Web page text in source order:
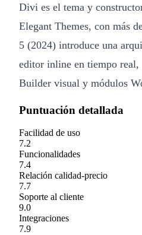
Divi es el tema y
Elegant Themes, con más
5 (2024) introduce una
editor inline en tiempo
Builder visual y módulos
Puntuación detallada
Facilidad de uso
7.2
Funcionalidades
7.4
Relación calidad-precio
7.7
Soporte al cliente
9.0
Integraciones
7.9